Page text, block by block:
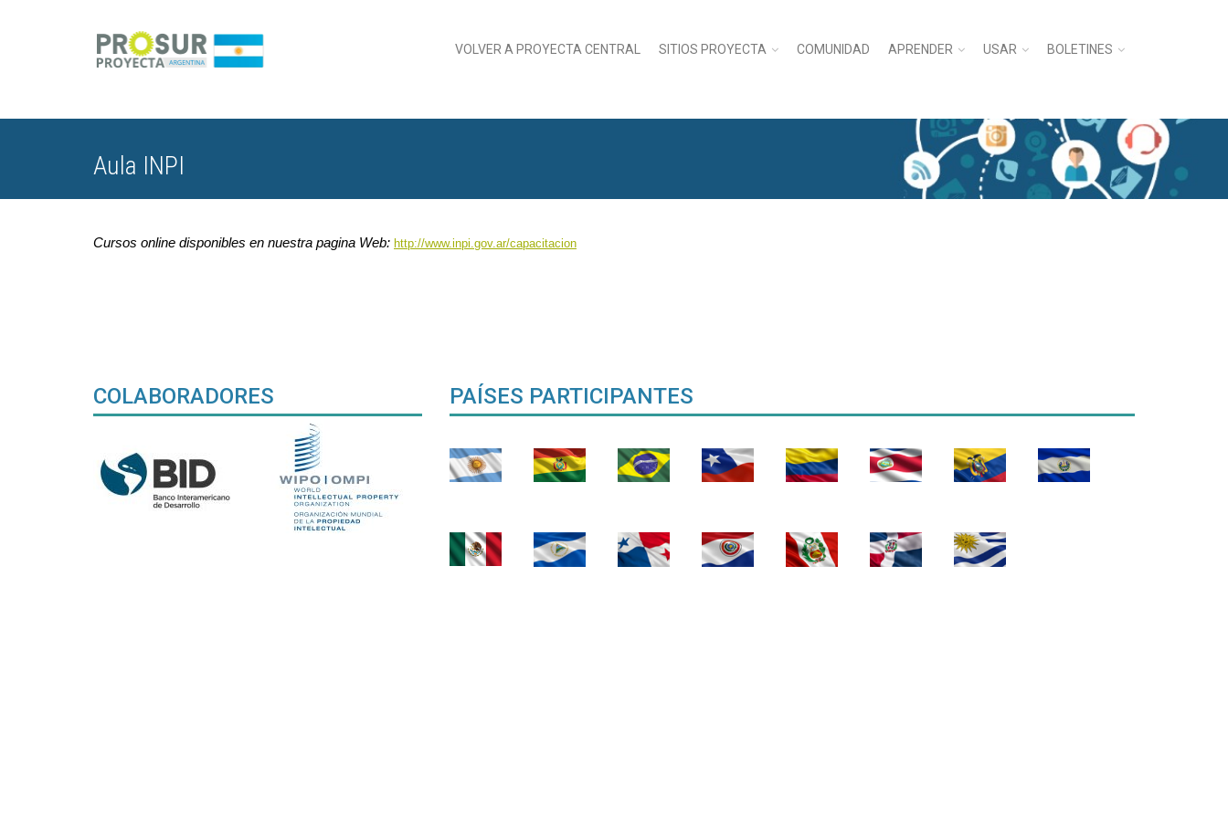
VOLVER A PROYECTA CENTRAL SITIOS PROYECTA COMUNIDAD APRENDER USAR BOLETINES
Aula INPI
Cursos online disponibles en nuestra pagina Web: http://www.inpi.gov.ar/capacitacion
COLABORADORES PAÍSES PARTICIPANTES